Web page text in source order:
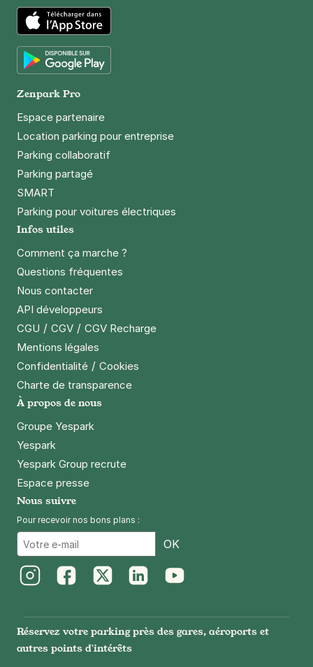
App Store
Zenpark Pro
Espace partenaire
Location parking pour entreprise
Parking collaboratif
Parking partagé
SMART
Parking pour voitures électriques
Infos utiles
Comment ça marche ?
Questions fréquentes
Nous contacter
API développeurs
CGU / CGV / CGV Recharge
Mentions légales
Confidentialité / Cookies
Charte de transparence
À propos de nous
Groupe Yespark
Yespark
Yespark Group recrute
Espace presse
Nous suivre
Pour recevoir nos bons plans :
OK
Réservez votre parking près des gares, aéroports et
autres points d'intérêts